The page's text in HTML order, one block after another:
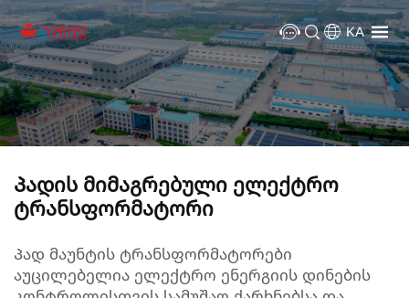
KA
Პადის მიმაგრებული ელექტრო
ტრანსფორმატორი
Პად მაუნტის ტრანსფორმატორები
აუცილებელია ელექტრო ენერგიის დინების